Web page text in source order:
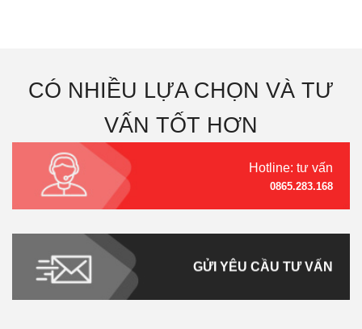
CÓ NHIỀU LỰA CHỌN VÀ TƯ
VẤN TỐT HƠN
Hotline: tư vấn
0865.283.168
GỬI YÊU CẦU TƯ VẤN